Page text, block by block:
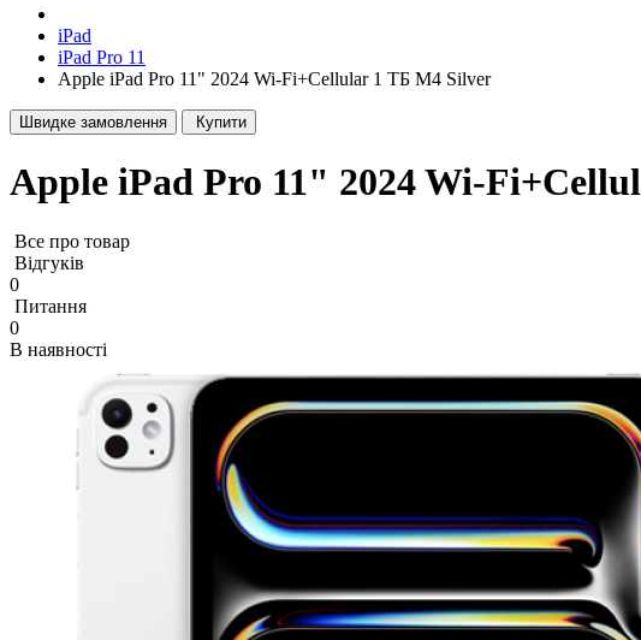
iPad
iPad Pro 11
Apple iPad Pro 11" 2024 Wi-Fi+Cellular 1 ТБ M4 Silver
Швидке замовлення Купити
Apple iPad Pro 11" 2024 Wi-
Все про товар
Відгуків
0
Питання
0
В наявності